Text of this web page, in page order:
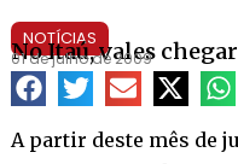
NOTÍCIAS
No Itaú, vales
01 de julho de 2009
A partir deste mês de